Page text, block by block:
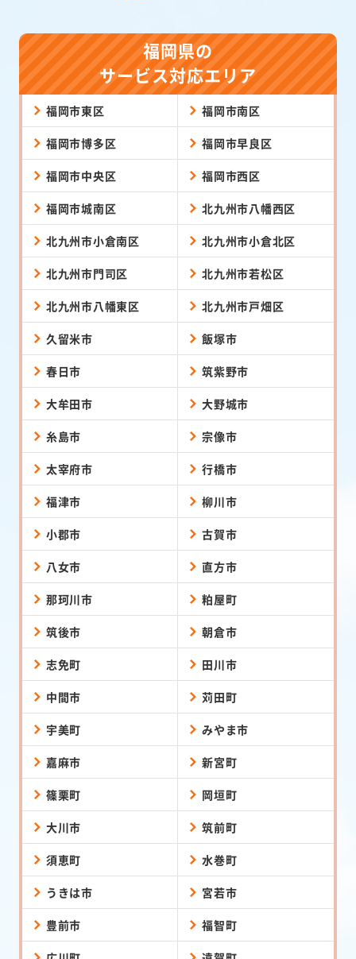
福岡県の
サービス対応エリア
福岡市東区 福岡市南区
福岡市博多区 福岡市早良区
福岡市中央区 福岡市西区
福岡市城南区 北九州市八幡西区
北九州市小倉南区 北九州市小倉北区
北九州市門司区 北九州市若松区
北九州市八幡東区 北九州市戸畑区
久留米市 飯塚市
春日市 筑紫野市
大牟田市 大野城市
糸島市 宗像市
太宰府市 行橋市
福津市 柳川市
小郡市 古賀市
八女市 直方市
那珂川市 粕屋町
筑後市 朝倉市
志免町 田川市
中間市 苅田町
宇美町 みやま市
嘉麻市 新宮町
篠栗町 岡垣町
大川市 筑前町
須恵町 水巻町
うきは市 宮若市
豊前市 福智町